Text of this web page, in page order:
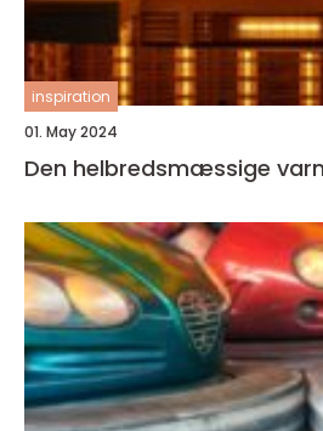
inspiration
01. May 2024
Den helbredsmæssige